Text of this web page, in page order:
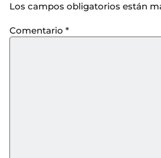
Los campos obligatorios están
Comentario *